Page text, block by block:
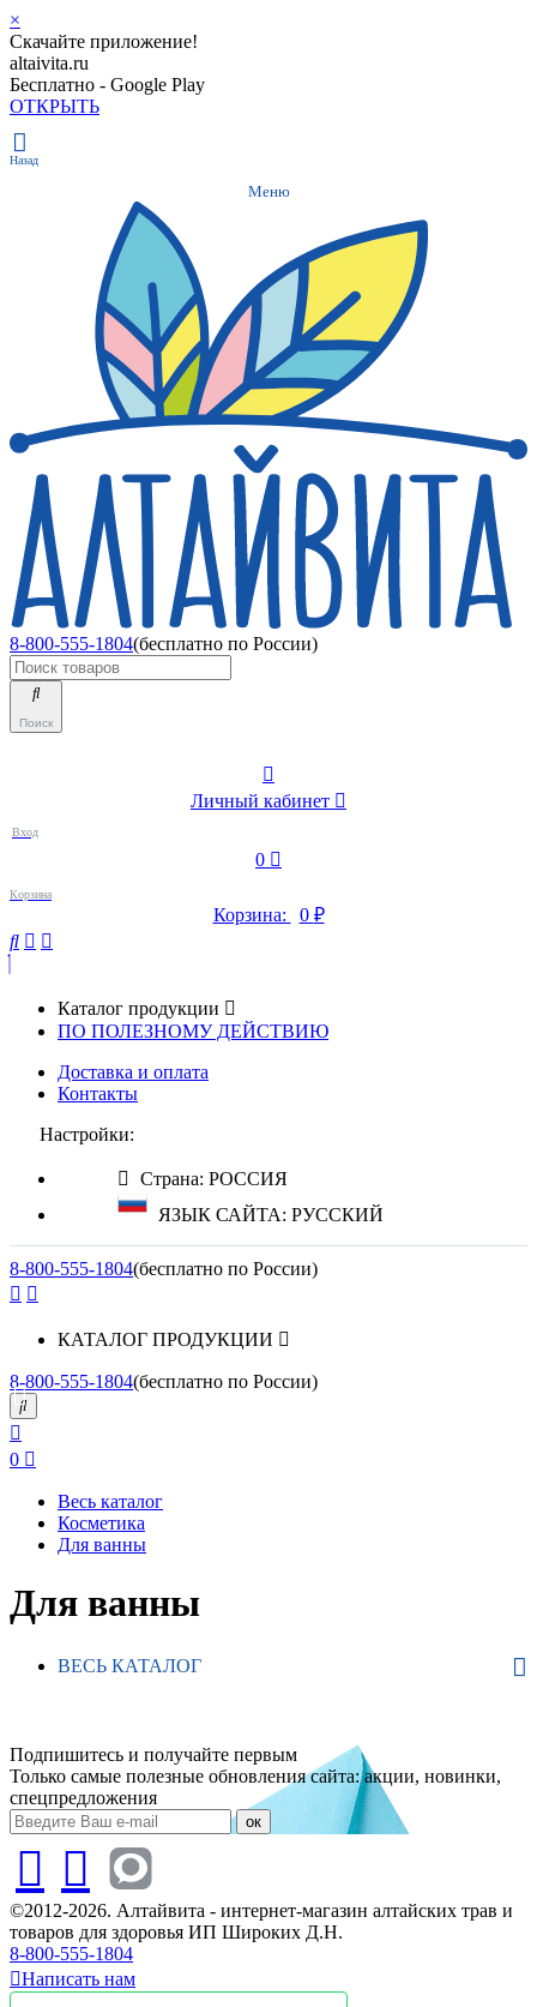
×
Скачайте приложение!
altaivita.ru
Бесплатно - Google Play
ОТКРЫТЬ
Назад
Меню
8-800-555-1804(бесплатно по России)
Поиск
Личный кабинет
Вход
0
Корзина
Корзина: 0 ₽
Каталог продукции
ПО ПОЛЕЗНОМУ ДЕЙСТВИЮ
Доставка и оплата
Контакты
Настройки:
Страна: РОССИЯ
ЯЗЫК САЙТА: РУССКИЙ
8-800-555-1804(бесплатно по России)
КАТАЛОГ ПРОДУКЦИИ
8-800-555-1804(бесплатно по России)
0
Весь каталог
Косметика
Для ванны
Для ванны
ВЕСЬ КАТАЛОГ
Подпишитесь и получайте первым
Только самые полезные обновления сайта: акции, новинки,
спецпредложения
ок
©2012-2026. Алтайвита - интернет-магазин алтайских трав и
товаров для здоровья ИП Широких Д.Н.
8-800-555-1804
Написать нам